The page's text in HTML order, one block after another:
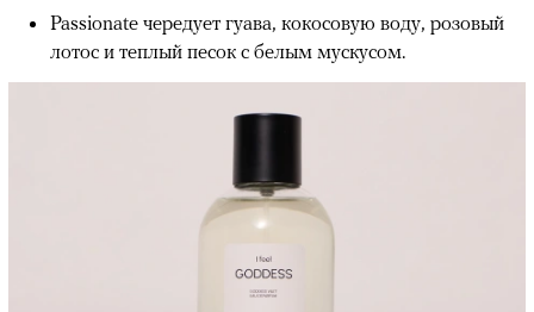
Passionate чередует гуава, кокосовую воду, розовый
лотос и теплый песок с белым мускусом.